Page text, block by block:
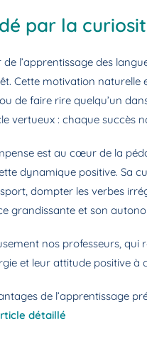
par la
l’apprentissage des
Cette motivation
de faire rire quelqu’un
vertueux : chaque
est au cœur de la
dynamique positive. Sa
dompter les verbes
grandissante et son
nos professeurs, qui
et leur attitude positive à
de l’apprentissage
détaillé